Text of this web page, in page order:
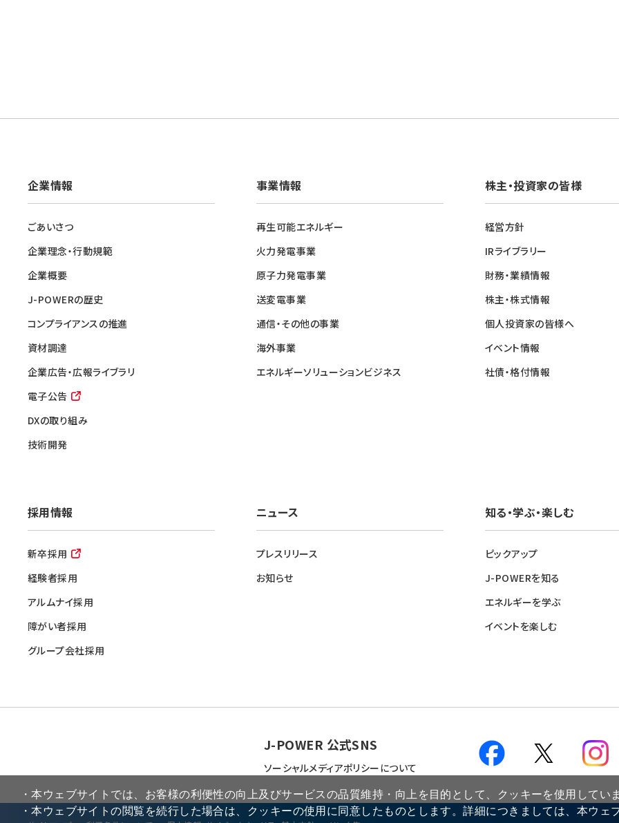
・本ウェブサイトでは、お客様の利便性の向上及びサービスの品質維持・向上を目的として、クッキーを使用してい
・本ウェブサイトの閲覧を続行した場合は、クッキーの使用に同意したものとします。詳細につきましては、本ウェ
企業情報
ごあいさつ
企業理念・行動規範
企業概要
J-POWERの歴史
コンプライアンスの推進
資材調達
企業広告・広報ライブラリ
電子公告
DXの取り組み
技術開発
事業情報
再生可能エネルギー
火力発電事業
原子力発電事業
送変電事業
通信・その他の事業
海外事業
エネルギーソリューションビジネス
株主・投資家の皆様
経営方針
IRライブラリー
財務・業績情報
株主・株式情報
個人投資家の皆様へ
イベント情報
社債・格付情報
採用情報
新卒採用
経験者採用
アルムナイ採用
障がい者採用
グループ会社採用
ニュース
プレスリリース
お知らせ
知る・学ぶ・楽しむ
ピックアップ
J-POWERを知る
エネルギーを学ぶ
イベントを楽しむ
J-POWER 公式SNS
ソーシャルメディアポリシーについて